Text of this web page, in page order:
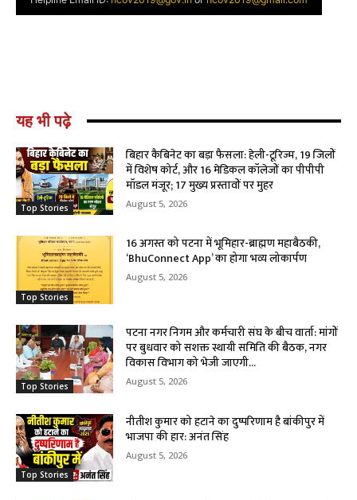
यह भी पढ़े
Top Stories
बिहार कैबिनेट का बड़ा फैसला: हेली-टूरिज्म, 19 जिलों
में विशेष कोर्ट, और 16 मेडिकल कॉलेजों का पीपीपी
मॉडल मंजूर; 17 मुख्य प्रस्तावों पर मुहर
August 5, 2026
Top Stories
16 अगस्त को पटना में भूमिहार-ब्राह्मण महाबैठकी,
‘BhuConnect App’ का होगा भव्य लोकार्पण
August 5, 2026
Top Stories
पटना नगर निगम और कर्मचारी संघ के बीच वार्ता: मांगों
पर बुधवार को सशक्त स्थायी समिति की बैठक, नगर
विकास विभाग को भेजी जाएगी...
August 5, 2026
Top Stories
नीतीश कुमार को हटाने का दुष्परिणाम है बांकीपुर में
भाजपा की हार: अनंत सिंह
August 5, 2026